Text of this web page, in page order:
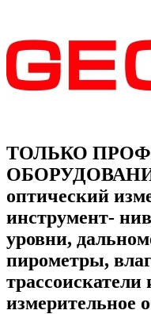
ТОЛЬКО
оптический
инструмент-
уровни,
пирометры,
трассоискатели
измерительное